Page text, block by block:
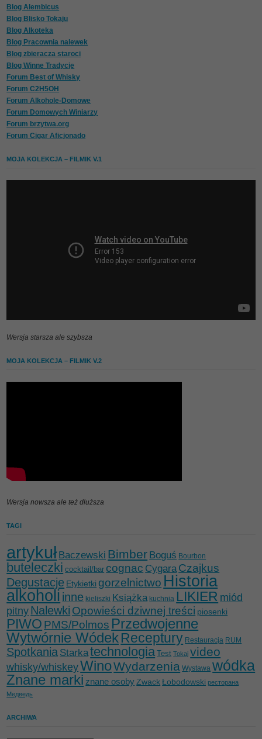
Blog Alembicus
Blog Blisko Tokaju
Blog Alkoteka
Blog Pracownia nalewek
Blog zbieracza staroci
Blog Winne Tradycje
Forum Best of Whisky
Forum C2H5OH
Forum Alkohole-Domowe
Forum Domowych Winiarzy
Forum brzytwa.org
Forum Cigar Aficjonado
MOJA KOLEKCJA – FILMIK V.1
Wersja starsza ale szybsza
MOJA KOLEKCJA – FILMIK V.2
Wersja nowsza ale też dłuższa
TAGI
artykułBaczewski Bimber Boguś Bourbon
buteleczki cocktail/bar cognac CygaraCzajkus
Degustacje Etykietki gorzelnictwo Historia
alkoholi inne kieliszki Książka kuchnia LIKIER miód
pitny Nalewki Opowieści dziwnej treści piosenki
PIWO PMS/Polmos Przedwojenne
Wytwórnie WódekReceptury Restauracja RUM
Spotkania Starkatechnologia Test Tokaj video
whisky/whiskeyWinoWydarzenia Wystawa wódka
Znane marki znane osoby Zwack Łobodowski ресторана
Медведь
ARCHIWA